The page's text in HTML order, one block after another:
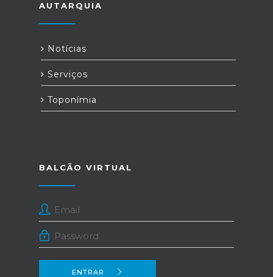
AUTARQUIA
Notícias
Serviços
Toponímia
BALCÃO VIRTUAL
ENTRAR